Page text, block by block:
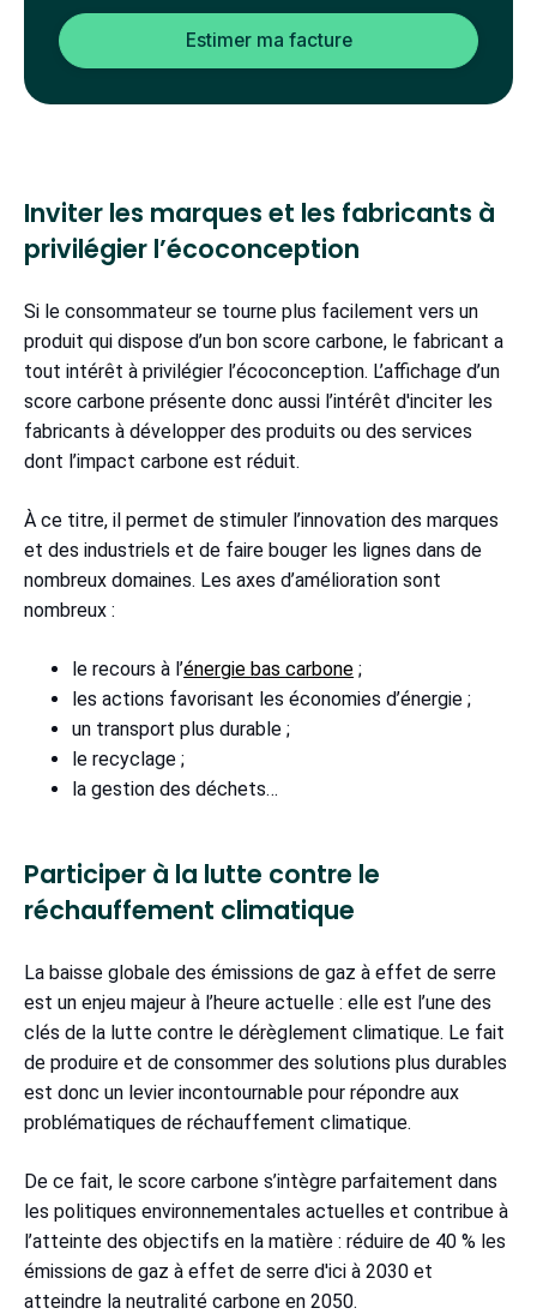
Estimer ma facture
Inviter les marques et les fabricants à
privilégier l’écoconception
Si le consommateur se tourne plus facilement vers un
produit qui dispose d’un bon score carbone, le fabricant a
tout intérêt à privilégier l’écoconception. L’affichage d’un
score carbone présente donc aussi l’intérêt d'inciter les
fabricants à développer des produits ou des services
dont l’impact carbone est réduit.
À ce titre, il permet de stimuler l’innovation des marques
et des industriels et de faire bouger les lignes dans de
nombreux domaines. Les axes d’amélioration sont
nombreux :
le recours à l’énergie bas carbone ;
les actions favorisant les économies d’énergie ;
un transport plus durable ;
le recyclage ;
la gestion des déchets…
Participer à la lutte contre le
réchauffement climatique
La baisse globale des émissions de gaz à effet de serre
est un enjeu majeur à l’heure actuelle : elle est l’une des
clés de la lutte contre le dérèglement climatique. Le fait
de produire et de consommer des solutions plus durables
est donc un levier incontournable pour répondre aux
problématiques de réchauffement climatique.
De ce fait, le score carbone s’intègre parfaitement dans
les politiques environnementales actuelles et contribue à
l’atteinte des objectifs en la matière : réduire de 40 % les
émissions de gaz à effet de serre d'ici à 2030 et
atteindre la neutralité carbone en 2050.